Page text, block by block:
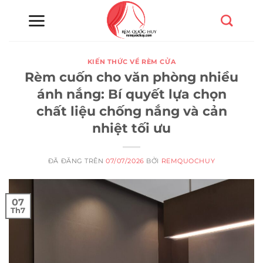
KIẾN THỨC VỀ RÈM CỬA
Rèm cuốn cho văn phòng nhiều
ánh nắng: Bí quyết lựa chọn
chất liệu chống nắng và cản
nhiệt tối ưu
ĐÃ ĐĂNG TRÊN07/07/2026 BỞI REMQUOCHUY
07
Th7